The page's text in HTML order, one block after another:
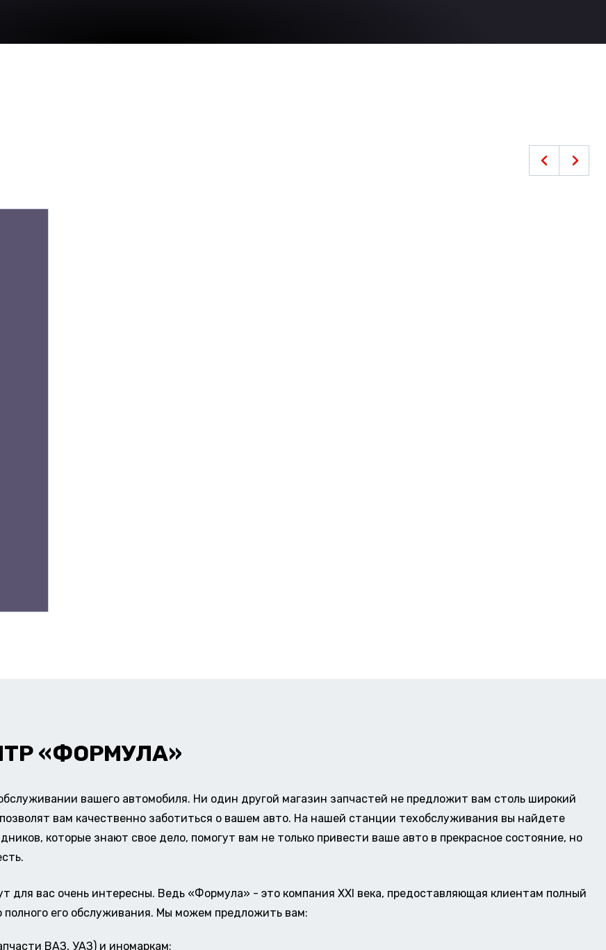
«ФОРМУЛА»
вашего автомобиля. Ни один другой магазин запчастей не предложит вам столь широкий
вам качественно заботиться о вашем авто. На нашей станции техобслуживания вы найдете
которые знают свое дело, помогут вам не только привести ваше авто в прекрасное состояние, но
для вас очень интересны. Ведь «Формула» - это компания XXI века, предоставляющая клиентам полный
его обслуживания. Мы можем предложить вам:
ВАЗ, УАЗ) и иномаркам;